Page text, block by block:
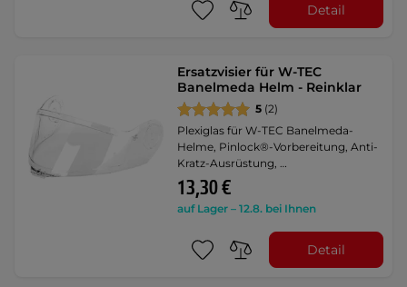
Detail
Ersatzvisier für W-TEC
Banelmeda Helm - Reinklar
5 (2)
Plexiglas für W-TEC Banelmeda-
Helme, Pinlock®-Vorbereitung, Anti-
Kratz-Ausrüstung, …
13,30 €
auf Lager – 12.8. bei Ihnen
Detail